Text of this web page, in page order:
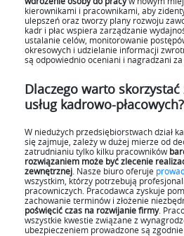
kierownikami i pracownikami, aby
ulepszeń oraz tworzy plany rozwoju
kadr i płac wspiera zarządzanie
ustalanie celów, monitorowanie
okresowych i udzielanie informacji
są odpowiednio oceniani i nagradzani za
Dlaczego warto
usług kadrowo-płacowych?
W niedużych przedsiębiorstwach dział
się zajmuje, zależy w dużej mierze od
zatrudnianiu tylko kilku pracowników
rozwiązaniem może być zlecenie
zewnętrznej . Nasze biuro oferuje
wszystkim, którzy potrzebują
pracowniczych. Pracodawca zyskuje
zachowanie terminów i złożenie
poświęcić czas na rozwijanie firmy.
wszystkie kwestie związane z
ubezpieczeniem prowadzone są